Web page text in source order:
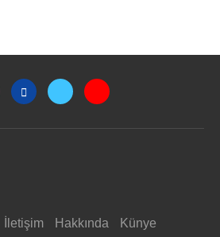
İletişim Hakkında Künye